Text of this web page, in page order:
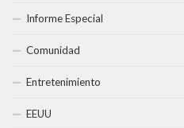
Informe Especial
Comunidad
Entretenimiento
EEUU